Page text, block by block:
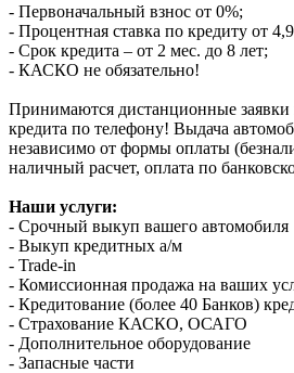
- Первоначальный взнос от 0%;
- Процентная ставка по кредиту от
- Срок кредита – от 2 мес. до 8 лет;
- КАСКО не обязательно!
Принимаются дистанционные заявки
кредита по телефону! Выдача
независимо от формы оплаты
наличный расчет, оплата по
Наши услуги:
- Срочный выкуп вашего автомобиля
- Выкуп кредитных а/м
- Trade-in
- Комиссионная продажа на ваших
- Кредитование (более 40 Банков)
- Страхование КАСКО, ОСАГО
- Дополнительное оборудование
- Запасные части